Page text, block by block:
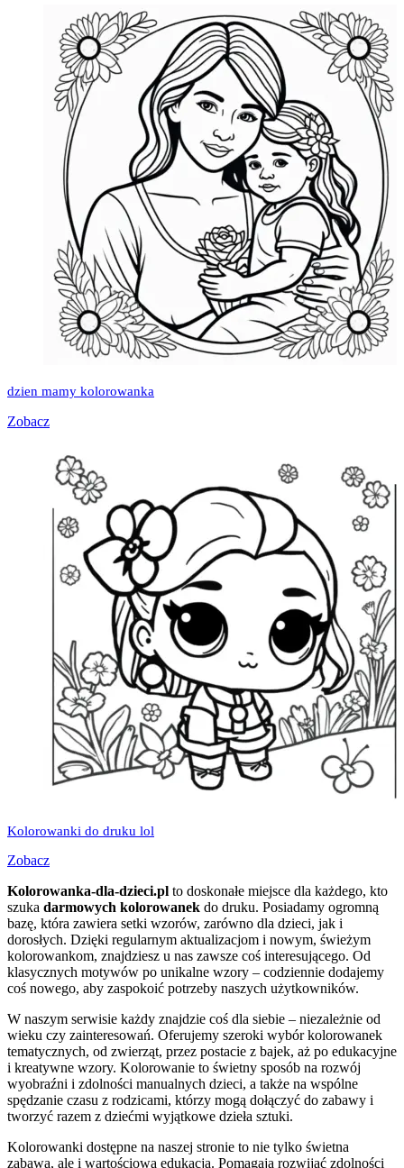
dzien mamy kolorowanka
Zobacz
Kolorowanki do druku lol
Zobacz
Kolorowanka-dla-dzieci.pl to doskonałe miejsce dla każdego, kto
szuka darmowych kolorowanek do druku. Posiadamy ogromną
bazę, która zawiera setki wzorów, zarówno dla dzieci, jak i
dorosłych. Dzięki regularnym aktualizacjom i nowym, świeżym
kolorowankom, znajdziesz u nas zawsze coś interesującego. Od
klasycznych motywów po unikalne wzory – codziennie dodajemy
coś nowego, aby zaspokoić potrzeby naszych użytkowników.
W naszym serwisie każdy znajdzie coś dla siebie – niezależnie od
wieku czy zainteresowań. Oferujemy szeroki wybór kolorowanek
tematycznych, od zwierząt, przez postacie z bajek, aż po edukacyjne
i kreatywne wzory. Kolorowanie to świetny sposób na rozwój
wyobraźni i zdolności manualnych dzieci, a także na wspólne
spędzanie czasu z rodzicami, którzy mogą dołączyć do zabawy i
tworzyć razem z dziećmi wyjątkowe dzieła sztuki.
Kolorowanki dostępne na naszej stronie to nie tylko świetna
zabawa, ale i wartościowa edukacja. Pomagają rozwijać zdolności